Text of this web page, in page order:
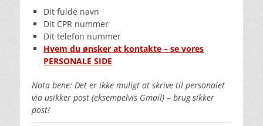
Dit fulde navn
Dit CPR nummer
Dit telefon nummer
Hvem du ønsker at kontakte – se vores
PERSONALE SIDE
Nota bene: Det er ikke muligt at skrive til personalet
via usikker post (eksempelvis Gmail) – brug sikker
post!